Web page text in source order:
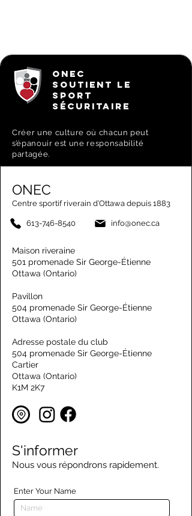
ONEC
SOUTIENT LE
SPORT
SÉCURITAIRE
Créer une culture où chacun peut
s’épanouir est une responsabilité
partagée.
ONEC
Centre sportif riverain d’Ottawa depuis 1883
613-746-8540 info@onec.ca
Maison riveraine
501 promenade Sir George-Étienne
Ottawa (Ontario)
Pavillon
504 promenade Sir George-Étienne
Ottawa (Ontario)
Adresse postale du club
504 promenade Sir George-Étienne
Cartier
Ottawa (Ontario)
K1M 2K7
S'informer
Nous vous répondrons rapidement.
Enter Your Name